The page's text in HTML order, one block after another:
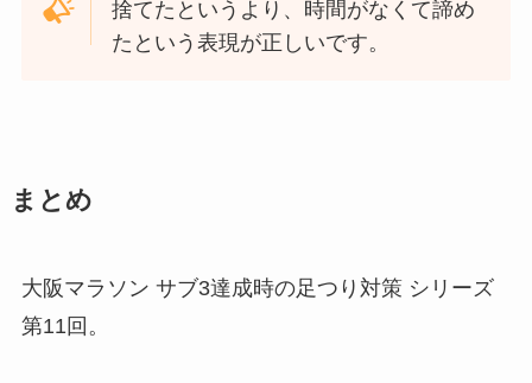
捨てたというより、時間がなくて諦め
たという表現が正しいです。
まとめ
大阪マラソン サブ3達成時の足つり対策 シリーズ
第11回。